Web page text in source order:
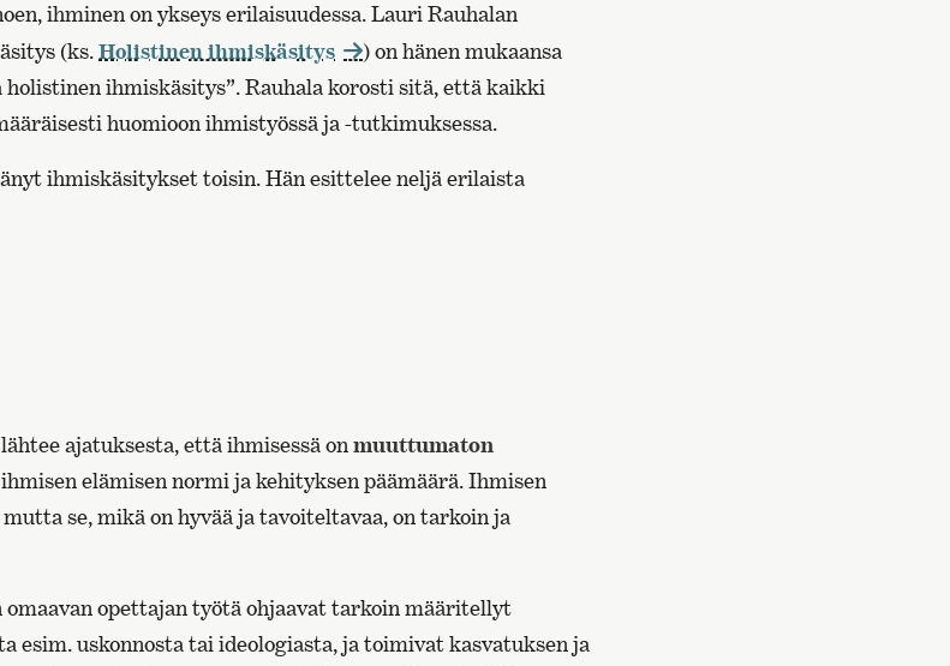
ihminen on ykseys erilaisuudessa. Lauri Rauhalan
(ks.Holistinen ihmiskäsitys
) on hänen mukaansa
holistinen ihmiskäsitys”. Rauhala korosti sitä, että kaikki
huomioon ihmistyössä ja -tutkimuksessa.
ihmiskäsitykset toisin. Hän esittelee neljä erilaista
lähtee ajatuksesta, että ihmisessä onmuuttumaton
elämisen normi ja kehityksen päämäärä. Ihmisen
se, mikä on hyvää ja tavoiteltavaa, on tarkoin ja
opettajan työtä ohjaavat tarkoin määritellyt
esim. uskonnosta tai ideologiasta, ja toimivat kasvatuksen ja